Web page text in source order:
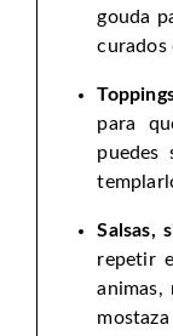
gouda
curados
para
puedes
Salsas,
repetir
animas,